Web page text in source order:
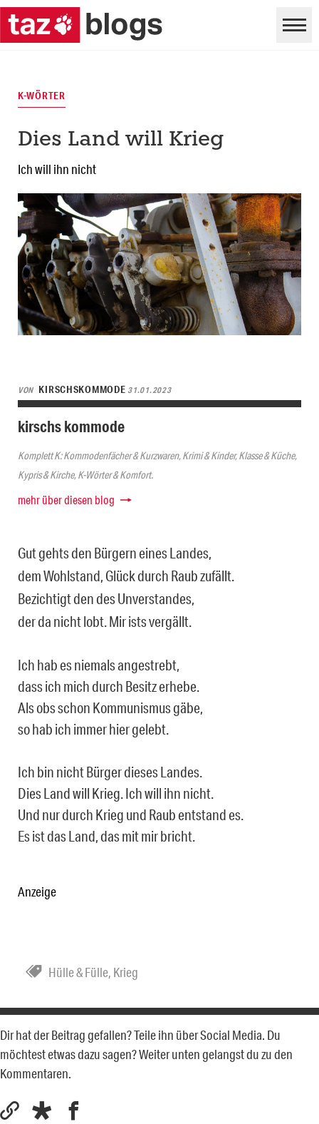
K-WÖRTER
Dies Land will Krieg
Ich will ihn nicht
VON KIRSCHSKOMMODE 31.01.2023
kirschs kommode
Komplett K: Kommodenfächer & Kurzwaren, Krimi & Kinder, Klasse & Küche,
Kypris & Kirche, K-Wörter & Komfort.
mehr über diesen blog
Gut gehts den Bürgern eines Landes,
dem Wohlstand, Glück durch Raub zufällt.
Bezichtigt den des Unverstandes,
der da nicht lobt. Mir ists vergällt.
Ich hab es niemals angestrebt,
dass ich mich durch Besitz erhebe.
Als obs schon Kommunismus gäbe,
so hab ich immer hier gelebt.
Ich bin nicht Bürger dieses Landes.
Dies Land will Krieg. Ich will ihn nicht.
Und nur durch Krieg und Raub entstand es.
Es ist das Land, das mit mir bricht.
Anzeige
Hülle & Fülle, Krieg
Dir hat der Beitrag gefallen? Teile ihn über Social Media. Du
möchtest etwas dazu sagen? Weiter unten gelangst du zu den
Kommentaren.